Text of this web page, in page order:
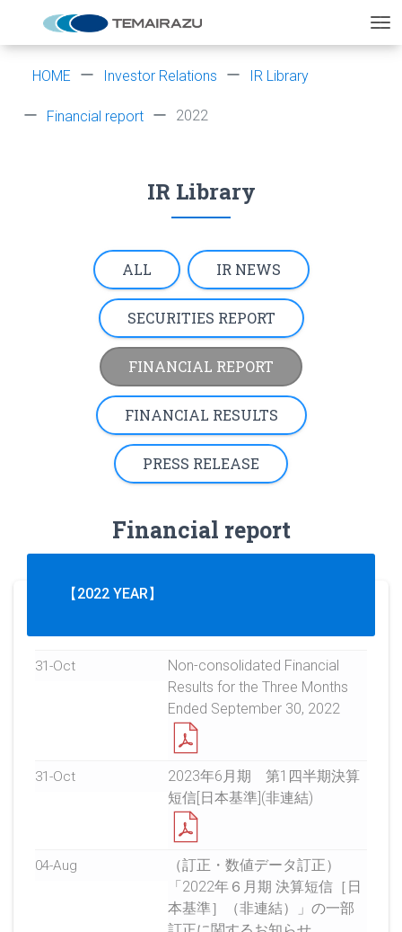
HOME Investor Relations IR Library
Financial report 2022
IR Library
ALL IR NEWS
SECURITIES REPORT
FINANCIAL REPORT
FINANCIAL RESULTS
PRESS RELEASE
Financial report
【2022 YEAR】
31-Oct
Non-consolidated Financial
Results for the Three Months
Ended September 30, 2022
31-Oct
2023年6月期 第1四半期決算
短信[日本基準](非連結)
04-Aug
（訂正・数値データ訂正）
「2022年６月期 決算短信［日
本基準］（非連結）」の一部